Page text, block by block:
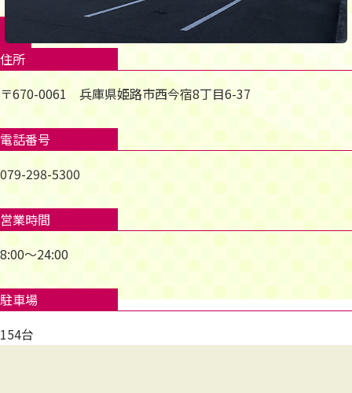
住所
〒670-0061 兵庫県姫路市西今宿8丁目6-37
電話番号
079-298-5300
営業時間
8:00～24:00
駐車場
154台